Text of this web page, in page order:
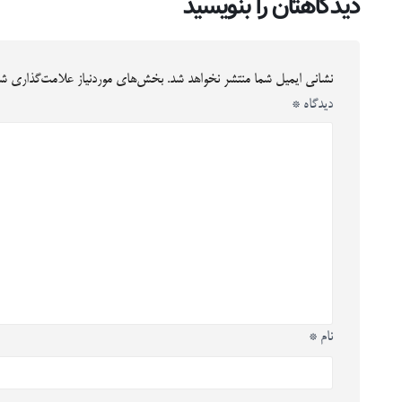
نشانی ایمیل شما منتشر نخواهد شد. بخش‌های موردنیاز علامت‌گذاری
دیدگاه *
نام *